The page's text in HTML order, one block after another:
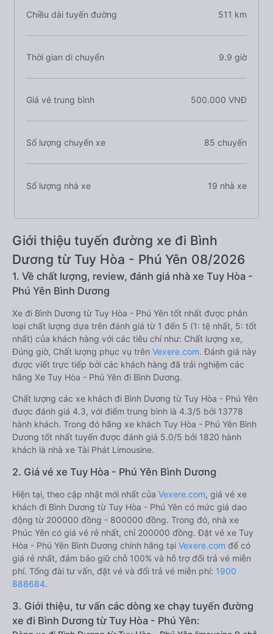
Chiều dài tuyến đường 511 km
Thời gian di chuyển 9.9 giờ
Giá vé trung bình 500.000 VNĐ
Số lượng chuyến xe 85 chuyến
Số lượng nhà xe 19 nhà xe
Giới thiệu tuyến đường xe đi Bình
Dương từ Tuy Hòa - Phú Yên 08/2026
1. Về chất lượng, review, đánh giá nhà xe Tuy Hòa -
Phú Yên Bình Dương
Xe đi Bình Dương từ Tuy Hòa - Phú Yên tốt nhất được phân
loại chất lượng dựa trên đánh giá từ 1 đến 5 (1: tệ nhất, 5: tốt
nhất) của khách hàng với các tiêu chí như: Chất lượng xe,
Đúng giờ, Chất lượng phục vụ trên Vexere.com. Đánh giá này
được viết trực tiếp bởi các khách hàng đã trải nghiệm các
hãng Xe Tuy Hòa - Phú Yên đi Bình Dương.
Chất lượng các xe khách đi Bình Dương từ Tuy Hòa - Phú Yên
được đánh giá 4.3, với điểm trung bình là 4.3/5 bởi 13778
hành khách. Trong đó hãng xe khách Tuy Hòa - Phú Yên Bình
Dương tốt nhất tuyến được đánh giá 5.0/5 bởi 1820 hành
khách là nhà xe Tài Phát Limousine.
2. Giá vé xe Tuy Hòa - Phú Yên Bình Dương
Hiện tại, theo cập nhật mới nhất của Vexere.com, giá vé xe
khách đi Bình Dương từ Tuy Hòa - Phú Yên có mức giá dao
động từ 200000 đồng - 800000 đồng. Trong đó, nhà xe
Phúc Yên có giá vé rẻ nhất, chỉ 200000 đồng. Đặt vé xe Tuy
Hòa - Phú Yên Bình Dương chính hãng tại Vexere.com để có
giá rẻ nhất, đảm bảo giữ chỗ 100% và hỗ trợ đổi trả vé miễn
phí. Tổng đài tư vấn, đặt vé và đổi trả vé miễn phí: 1900
888684.
3. Giới thiệu, tư vấn các dòng xe chạy tuyến đường
xe đi Bình Dương từ Tuy Hòa - Phú Yên: